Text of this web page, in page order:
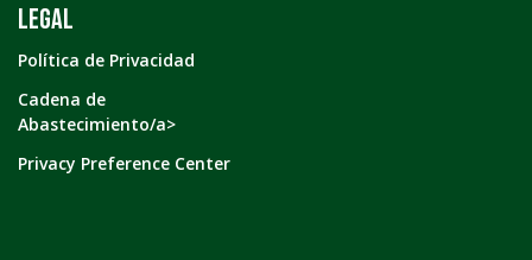
LEGAL
Política de Privacidad
Cadena de
Abastecimiento/a>
Privacy Preference Center